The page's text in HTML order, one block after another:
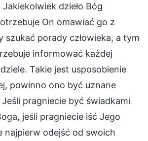
Jakiekolwiek dzieło Bóg
On omawiać go z
szukać porady człowieka, a tym
informować każdej
Takie jest usposobienie
powinno ono być uznane
pragniecie być świadkami
jeśli pragniecie iść Jego
najpierw odejść od swoich